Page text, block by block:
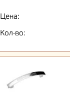
Цена:
Кол-во: